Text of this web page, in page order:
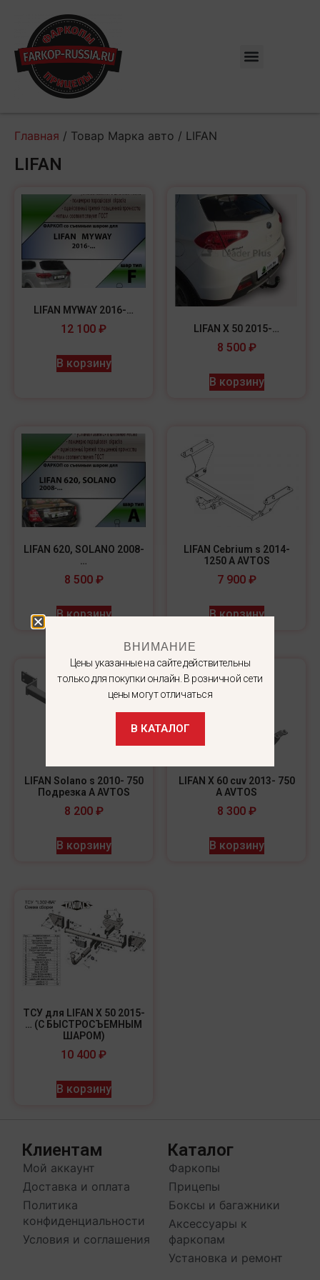
Главная / Товар Марка авто / LIFAN
LIFAN
LIFAN MYWAY 2016-…
12 100 ₽
В корзину
LIFAN X 50 2015-…
8 500 ₽
В корзину
LIFAN 620, SOLANO 2008-
…
8 500 ₽
В корзину
LIFAN Cebrium s 2014-
1250 A AVTOS
7 900 ₽
В корзину
LIFAN Solano s 2010- 750
Подрезка A AVTOS
8 200 ₽
В корзину
LIFAN X 60 cuv 2013- 750
A AVTOS
8 300 ₽
В корзину
ТСУ для LIFAN X 50 2015-
… (С БЫСТРОСЪЕМНЫМ
ШАРОМ)
10 400 ₽
В корзину
Клиентам
Мой аккаунт
Доставка и оплата
Политика
конфиденциальности
Условия и соглашения
Каталог
Фаркопы
Прицепы
Боксы и багажники
Аксессуары к
фаркопам
Установка и ремонт
ВНИМАНИЕ
Цены указанные на сайте действительны
только для покупки онлайн. В розничной сети
цены могут отличаться
В КАТАЛОГ